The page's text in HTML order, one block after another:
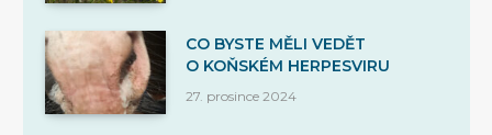
CO BYSTE MĚLI VEDĚT
O KOŇSKÉM HERPESVIRU
27. prosince 2024